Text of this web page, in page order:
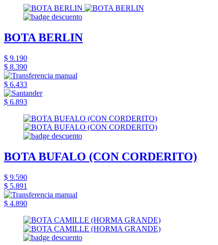
BOTA BERLIN
$ 9.190
$ 8.390
$ 6.433
$ 6.893
BOTA BUFALO (CON CORDERITO)
$ 9.590
$ 5.891
$ 4.890